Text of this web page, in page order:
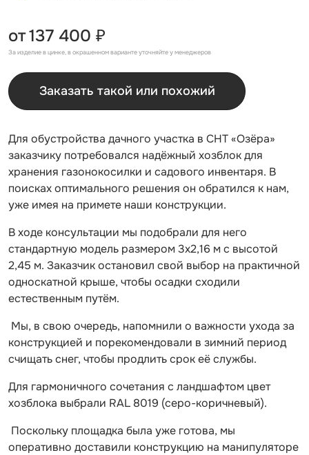
от137 400 ₽
За изделие в цинке, в окрашенном варианте уточняйте у менеджеров
Заказать такой или похожий
Для обустройства дачного участка в СНТ «Озёра»
заказчику потребовался надёжный хозблок для
хранения газонокосилки и садового инвентаря. В
поисках оптимального решения он обратился к нам,
уже имея на примете наши конструкции.
В ходе консультации мы подобрали для него
стандартную модель размером 3х2,16 м с высотой
2,45 м. Заказчик остановил свой выбор на практичной
односкатной крыше, чтобы осадки сходили
естественным путём.
Мы, в свою очередь, напомнили о важности ухода за
конструкцией и порекомендовали в зимний период
счищать снег, чтобы продлить срок её службы.
Для гармоничного сочетания с ландшафтом цвет
хозблока выбрали RAL 8019 (серо-коричневый).
Поскольку площадка была уже готова, мы
оперативно доставили конструкцию на манипуляторе